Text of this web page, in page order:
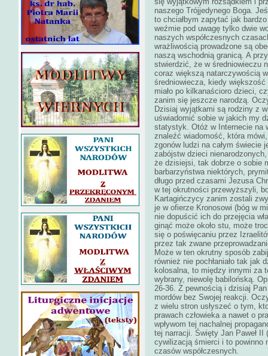
naszego Trójjedynego Boga.
to chciałbym zapytać jak
weźmie pod uwagę tylko dwie
naszych współczesnych
wrażliwością prowadzone są
naszą wschodnią granicą. A
stwierdzić, że w średniowieczu
coraz większą natarczywością
średniowiecza, kiedy
miało po kilkanaścioro dzieci,
zanim się jeszcze narodzą.
Dzisiaj wyjątkami są rodziny z
uświadomić sobie w jakich my
statystyk. Otóż w Internecie na
znaleźć wiadomość, która
zgonów ludzi na całym świecie
zabójstw dzieci
że dzisiejsi, tak dobrze o sobie
barbarzyństwa niektórych,
długo przed czasami Jezusa
w tej okrutności przewyższyli,
Kartagińczycy zanim zostali
je w ofierze Kronosowi (bóg w
nie dopuścić ich do przejęcia
ginąć może około stu, może
się o poświęcaniu przez
przez tak zwane
Może w ten okrutny sposób
również nie pochłaniało tak
kolosalna, to między innymi za
wybrany, niewolę babilońską.
26-36. Z pewnością i dzisiaj
mordów bez Swojej reakcji.
z wielu stron usłyszeć o tym,
prawach człowieka a nawet o
wpływom tej nachalnej
tej narracji. Święty Jan Paweł II
cywilizacją śmierci i to powinno
czasów współczesnych.